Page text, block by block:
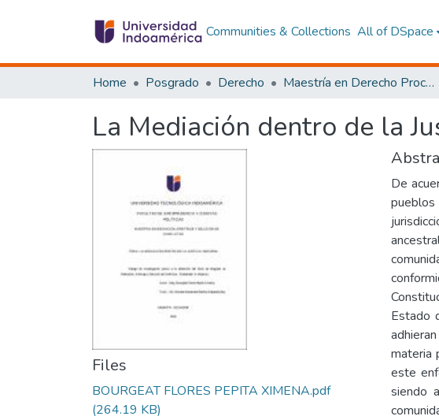
Communities & Collections All of DSpace
Home Posgrado Derecho Maestría en Derecho Procesal y Litigación Oral
La Mediación dentro de la
Files
BOURGEAT FLORES PEPITA XIMENA.pdf
(264.19 KB)
De
Estado
materia
este
siendo